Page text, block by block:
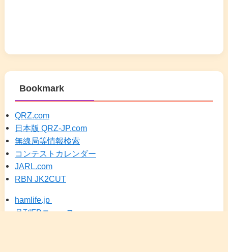
Bookmark
QRZ.com
日本版 QRZ-JP.com
無線局等情報検索
コンテストカレンダー
JARL.com
RBN JK2CUT
hamlife.jp
月刊FBニュース